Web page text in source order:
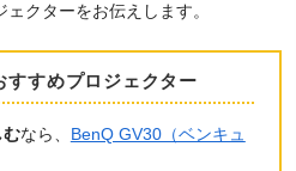
クターをお伝えします。
すすめプロジェクター
むなら、 BenQ GV30（ベンキュ